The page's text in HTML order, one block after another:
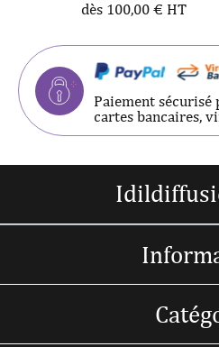
dès 100,00 € HT
Paiement sécurisé
cartes bancaires,